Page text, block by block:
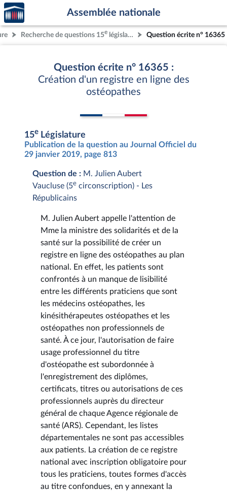
Aller au contenu
Aller en bas de la page
Accèder
à la
page
d'accueil
Assemblée nationale
Recherche de questions 15e législature Question écrite n° 16365
Question écrite n° 16365 :
Création d'un registre en ligne des
ostéopathes
15e Législature
Publication de la question au Journal Officiel du
29 janvier 2019, page 813
Question de : M. Julien Aubert
Vaucluse (5e circonscription) - Les
Républicains
M. Julien Aubert appelle l'attention de
Mme la ministre des solidarités et de la
santé sur la possibilité de créer un
registre en ligne des ostéopathes au plan
national. En effet, les patients sont
confrontés à un manque de lisibilité
entre les différents praticiens que sont
les médecins ostéopathes, les
kinésithérapeutes ostéopathes et les
ostéopathes non professionnels de
santé. À ce jour, l'autorisation de faire
usage professionnel du titre
d'ostéopathe est subordonnée à
l'enregistrement des diplômes,
certificats, titres ou autorisations de ces
professionnels auprès du directeur
général de chaque Agence régionale de
santé (ARS). Cependant, les listes
départementales ne sont pas accessibles
aux patients. La création de ce registre
national avec inscription obligatoire pour
tous les praticiens, toutes formes d'accès
au titre confondues, en y annexant la